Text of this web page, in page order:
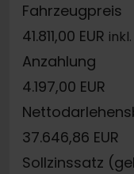
Fahrzeugpreis
41.811,00 EUR
Anzahlung
4.197,00 EUR
37.646,86 EUR
Sollzinssatz